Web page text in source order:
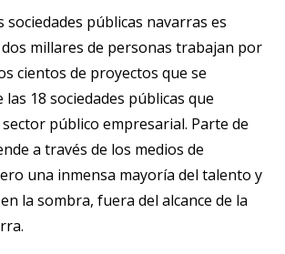
la
navegación
sociedades públicas navarras es
millares de personas trabajan por
cientos de proyectos que se
18 sociedades públicas que
público empresarial. Parte de
a través de los medios de
una inmensa mayoría del talento y
la sombra, fuera del alcance de la